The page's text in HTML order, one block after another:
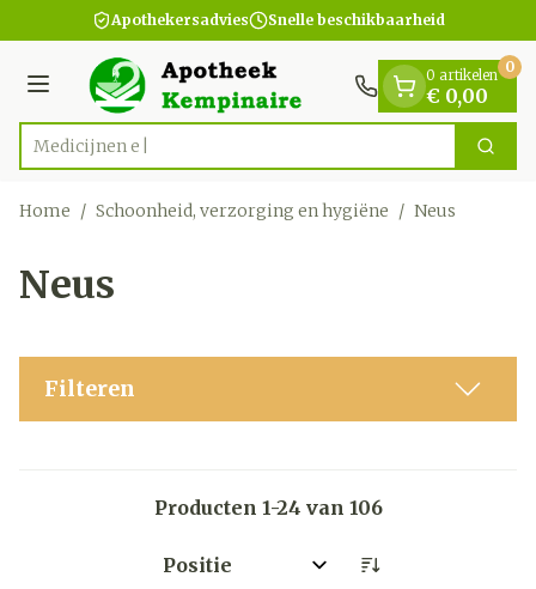
Ga naar de inhoudApothekersadvies Snelle beschikbaarheid
Menu
Product, merk, categorie... Zoek
0 artikelen
€ 0,00
0
Home / Schoonheid, verzorging en hygiëne / Neus
Neus
Filteren
Producten 1-24 van 106
Sorteer op: